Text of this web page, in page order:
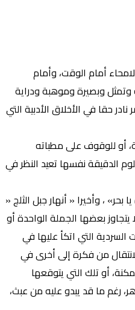
أمام الوقت، وأمام
وتمثل وبصيرة وموهبة ودراية
حقا في الأخلاق الأدبية التي
أو للوقوف على مطباته
الدقيقة نفسها تعيد النظر في
، وأخيرا « أنهار جبل الثلج «
بعضها الجملة الواحدة أو
التي اتكأ عليها في
من فكرة إلى أخرى في
أو تلك التي يتوقعها
رغم ما قد يبدو عليه من عبث،